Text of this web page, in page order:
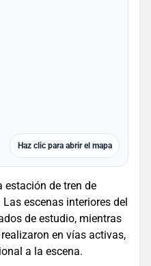
Haz clic para abrir el mapa
estación de tren de
escenas interiores del
de estudio, mientras
en vías activas,
a la escena.